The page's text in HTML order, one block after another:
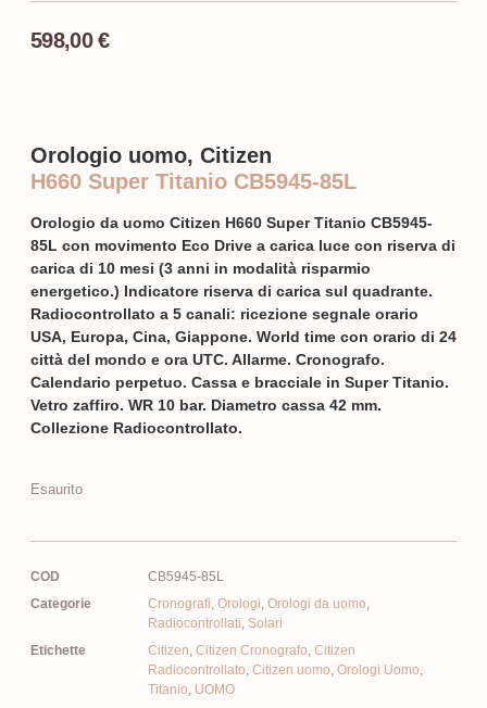
598,00€
Orologio uomo, Citizen
H660 Super Titanio CB5945-85L
Orologio da uomo Citizen H660 Super Titanio CB5945-
85L con movimento Eco Drive a carica luce con riserva di
carica di 10 mesi (3 anni in modalità risparmio
energetico.) Indicatore riserva di carica sul quadrante.
Radiocontrollato a 5 canali: ricezione segnale orario
USA, Europa, Cina, Giappone. World time con orario di 24
città del mondo e ora UTC. Allarme. Cronografo.
Calendario perpetuo. Cassa e bracciale in Super Titanio.
Vetro zaffiro. WR 10 bar. Diametro cassa 42 mm.
Collezione Radiocontrollato.
Esaurito
COD
CB5945-85L
Categorie
Cronografi, Orologi, Orologi da uomo,
Radiocontrollati, Solari
Etichette
Citizen, Citizen Cronografo, Citizen
Radiocontrollato, Citizen uomo, Orologi Uomo,
Titanio, UOMO